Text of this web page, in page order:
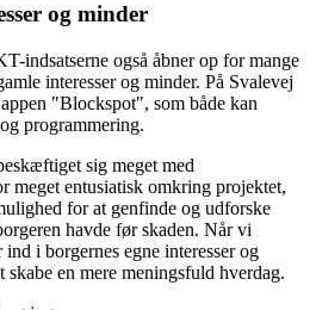
og minder
indsatserne også åbner op for mange
interesser og minder. På Svalevej
"Blockspot", som både kan
programmering.
sig meget med
meget entusiatisk omkring projektet,
for at genfinde og udforske
havde før skaden. Når vi
i borgernes egne interesser og
skabe en mere meningsfuld hverdag.